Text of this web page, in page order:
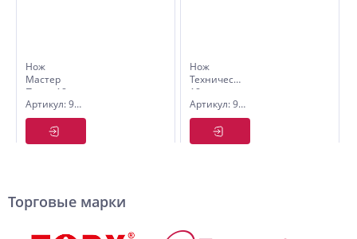
Нож
Мастер
Плюс, 18
мм, +3
лезвия
Политех
Quality
Артикул: 9004104
Нож
Технический,
18 мм,
Pobedit
Артикул: 9005001
Торговые марки